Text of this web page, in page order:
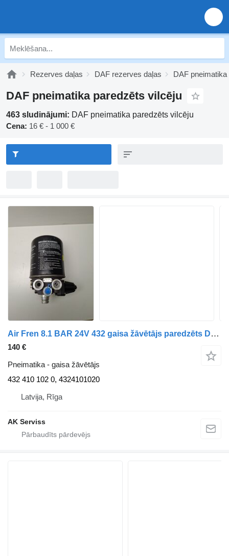
Rezerves daļas DAF rezerves daļas DAF pneimatika
DAF pneimatika paredzēts vilcēju
463 sludinājumi: DAF pneimatika paredzēts vilcēju
Cena: 16 € - 1 000 €
Air Fren 8.1 BAR 24V 432 gaisa žāvētājs paredzēts DAF XF 95 vilcēja
140 €
Pneimatika - gaisa žāvētājs
432 410 102 0, 4324101020
Latvija, Rīga
AK Serviss